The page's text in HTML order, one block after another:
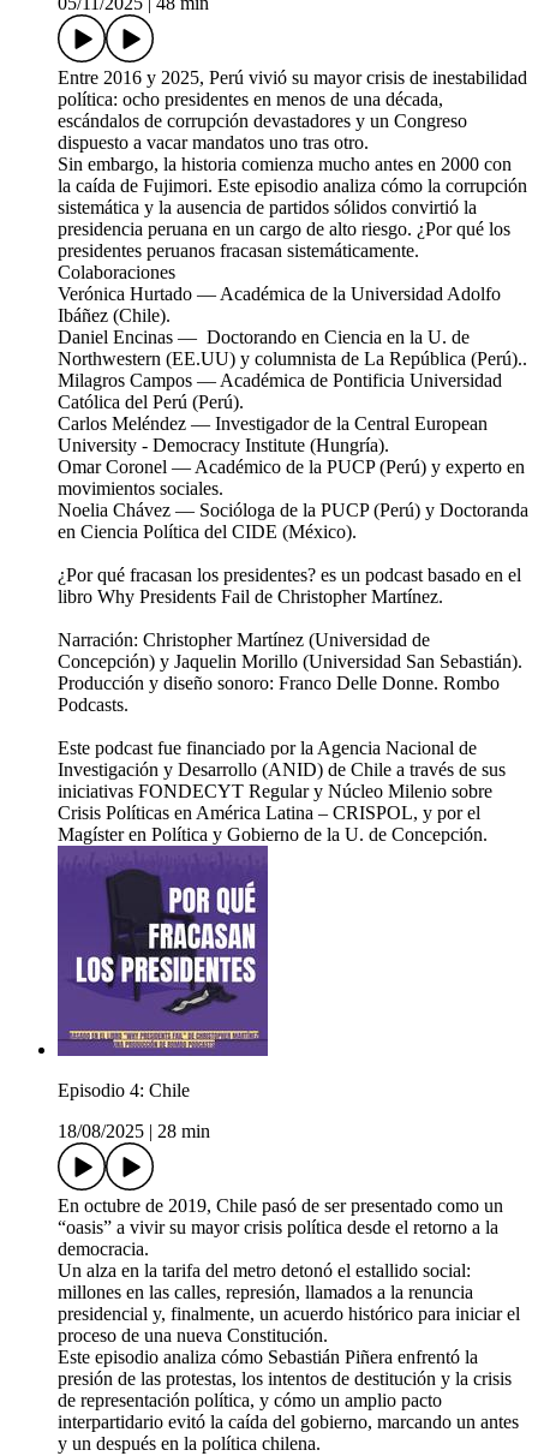
Entre 2016 y 2025, Perú vivió su mayor crisis de inestabilidad
política: ocho presidentes en menos de una década,
escándalos de corrupción devastadores y un Congreso
dispuesto a vacar mandatos uno tras otro.
Sin embargo, la historia comienza mucho antes en 2000 con
la caída de Fujimori. Este episodio analiza cómo la corrupción
sistemática y la ausencia de partidos sólidos convirtió la
presidencia peruana en un cargo de alto riesgo. ¿Por qué los
presidentes peruanos fracasan sistemáticamente.
Colaboraciones
Verónica Hurtado — Académica de la Universidad Adolfo
Ibáñez (Chile).​
Daniel Encinas — Doctorando en Ciencia en la U. de
Northwestern (EE.UU) y columnista de La República (Perú)..
Milagros Campos — Académica de Pontificia Universidad
Católica del Perú (Perú).​
Carlos Meléndez — Investigador de la Central European
University - Democracy Institute (Hungría).​
Omar Coronel — Académico de la PUCP (Perú) y experto en
movimientos sociales.​
Noelia Chávez — Socióloga de la PUCP (Perú) y Doctoranda
en Ciencia Política del CIDE (México).
¿Por qué fracasan los presidentes? es un podcast basado en el
libro Why Presidents Fail de Christopher Martínez.
Narración: Christopher Martínez (Universidad de
Concepción) y Jaquelin Morillo (Universidad San Sebastián).
Producción y diseño sonoro: Franco Delle Donne. Rombo
Podcasts.
Este podcast fue financiado por la Agencia Nacional de
Investigación y Desarrollo (ANID) de Chile a través de sus
iniciativas FONDECYT Regular y Núcleo Milenio sobre
Crisis Políticas en América Latina – CRISPOL, y por el
Magíster en Política y Gobierno de la U. de Concepción.
Episodio 4: Chile
18/08/2025
28 min
En octubre de 2019, Chile pasó de ser presentado como un
“oasis” a vivir su mayor crisis política desde el retorno a la
democracia.
Un alza en la tarifa del metro detonó el estallido social:
millones en las calles, represión, llamados a la renuncia
presidencial y, finalmente, un acuerdo histórico para iniciar el
proceso de una nueva Constitución.
Este episodio analiza cómo Sebastián Piñera enfrentó la
presión de las protestas, los intentos de destitución y la crisis
de representación política, y cómo un amplio pacto
interpartidario evitó la caída del gobierno, marcando un antes
y un después en la política chilena.